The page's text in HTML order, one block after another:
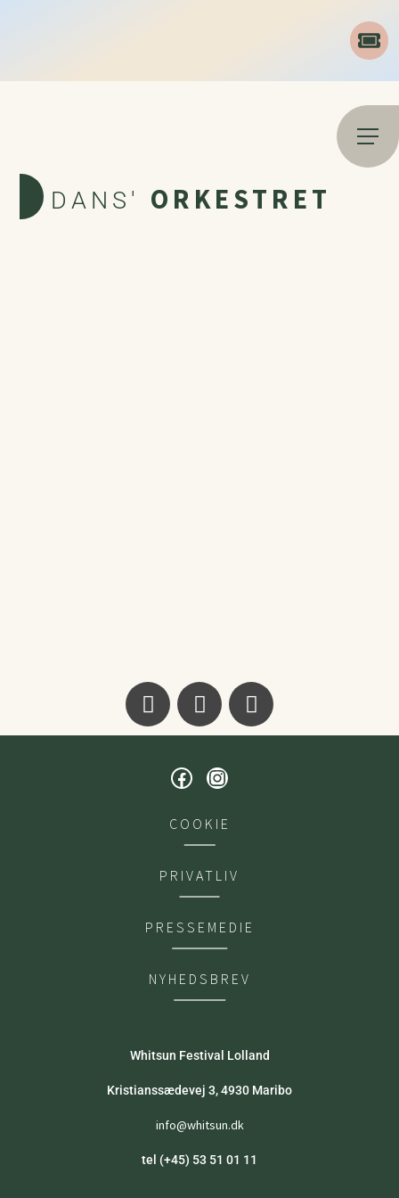
DANS' ORKESTRET
COOKIE
PRIVATLIV
PRESSEMEDIE
NYHEDSBREV
Whitsun Festival Lolland
Kristianssædevej 3, 4930 Maribo
info@whitsun.dk
tel (+45) 53 51 01 11